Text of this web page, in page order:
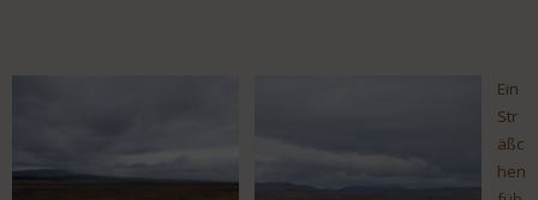
Ein
Str
äßc
hen